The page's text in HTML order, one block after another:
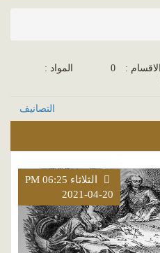
الاقسام : 0
المواد :
التصانيف
الثلاثاء PM 06:25
2021-04-20